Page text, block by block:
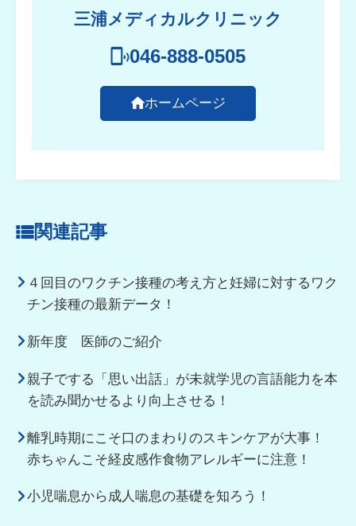
三浦メディカルクリニック
046-888-0505
ホームページ
関連記事
４回目のワクチン接種の考え方と妊婦に対するワク
チン接種の最新データ！
新年度 医師のご紹介
親子でする「思い出話」が未就学児の言語能力を本
を読み聞かせるより向上させる！
離乳時期にこそ口のまわりのスキンケアが大事！
赤ちゃんこそ経皮感作食物アレルギーに注意！
小児喘息から成人喘息の基礎を知ろう！